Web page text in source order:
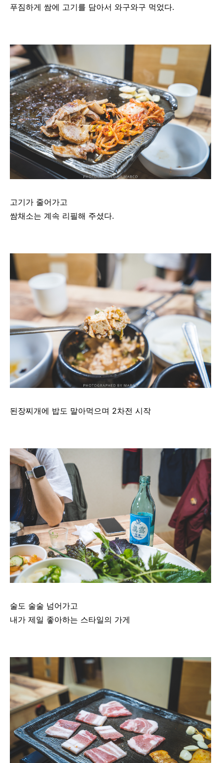
푸짐하게 쌈에 고기를 담아서 와구와구 먹었다.
고기가 줄어가고
쌈채소는 계속 리필해 주셨다.
된장찌개에 밥도 말아먹으며 2차전 시작
술도 술술 넘어가고
내가 제일 좋아하는 스타일의 가게